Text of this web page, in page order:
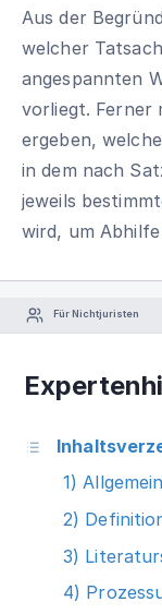
Aus der
welcher
angespannten
vorliegt. Ferner
ergeben,
in dem nach
jeweils
wird, um
Für Nichtjuristen
1)
2)
3)
4)